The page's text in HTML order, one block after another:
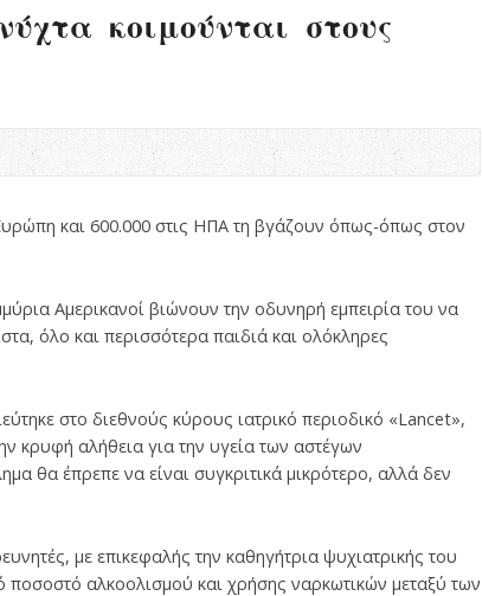
κοιμούνται στους
και 600.000 στις ΗΠΑ τη βγάζουν όπως-όπως στον
Αμερικανοί βιώνουν την οδυνηρή εμπειρία του να
όλο και περισσότερα παιδιά και ολόκληρες
στο διεθνούς κύρους ιατρικό περιοδικό «Lancet»,
κρυφή αλήθεια για την υγεία των αστέγων
θα έπρεπε να είναι συγκριτικά μικρότερο, αλλά δεν
με επικεφαλής την καθηγήτρια ψυχιατρικής του
αλκοολισμού και χρήσης ναρκωτικών μεταξύ των